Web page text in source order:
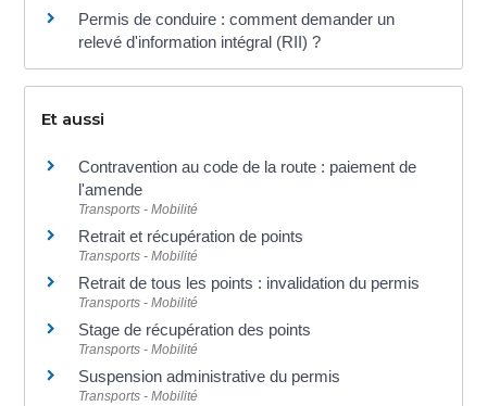
Permis de conduire : comment demander un
relevé d'information intégral (RII) ?
Et aussi
Contravention au code de la route : paiement de
l'amende
Transports - Mobilité
Retrait et récupération de points
Transports - Mobilité
Retrait de tous les points : invalidation du permis
Transports - Mobilité
Stage de récupération des points
Transports - Mobilité
Suspension administrative du permis
Transports - Mobilité